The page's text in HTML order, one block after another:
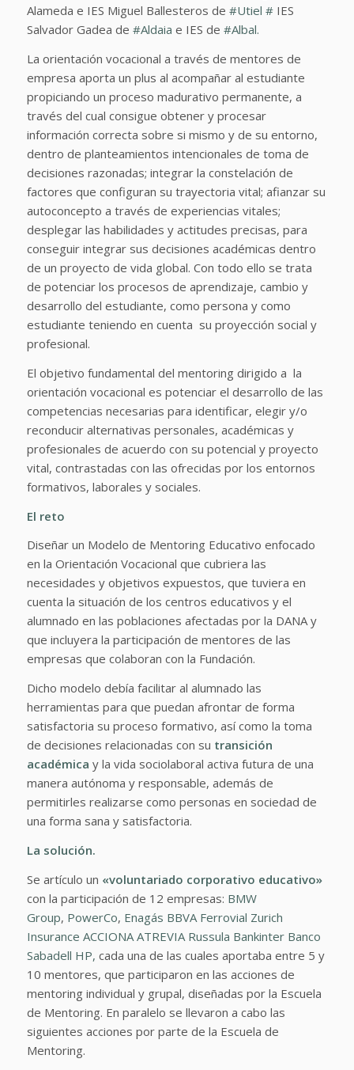
Alameda e IES Miguel Ballesteros de #Utiel #IES
Salvador Gadea de #Aldaia e IES de #Albal.
La orientación vocacional a través de mentores de
empresa aporta un plus al acompañar al estudiante
propiciando un proceso madurativo permanente, a
través del cual consigue obtener y procesar
información correcta sobre si mismo y de su entorno,
dentro de planteamientos intencionales de toma de
decisiones razonadas; integrar la constelación de
factores que configuran su trayectoria vital; afianzar su
autoconcepto a través de experiencias vitales;
desplegar las habilidades y actitudes precisas, para
conseguir integrar sus decisiones académicas dentro
de un proyecto de vida global. Con todo ello se trata
de potenciar los procesos de aprendizaje, cambio y
desarrollo del estudiante, como persona y como
estudiante teniendo en cuenta su proyección social y
profesional.
El objetivo fundamental del mentoring dirigido a la
orientación vocacional es potenciar el desarrollo de las
competencias necesarias para identificar, elegir y/o
reconducir alternativas personales, académicas y
profesionales de acuerdo con su potencial y proyecto
vital, contrastadas con las ofrecidas por los entornos
formativos, laborales y sociales.
El reto
Diseñar un Modelo de Mentoring Educativo enfocado
en la Orientación Vocacional que cubriera las
necesidades y objetivos expuestos, que tuviera en
cuenta la situación de los centros educativos y el
alumnado en las poblaciones afectadas por la DANA y
que incluyera la participación de mentores de las
empresas que colaboran con la Fundación.
Dicho modelo debía facilitar al alumnado las
herramientas para que puedan afrontar de forma
satisfactoria su proceso formativo, así como la toma
de decisiones relacionadas con su transición
académica y la vida sociolaboral activa futura de una
manera autónoma y responsable, además de
permitirles realizarse como personas en sociedad de
una forma sana y satisfactoria.
La solución.
Se artículo un «voluntariado corporativo educativo»
con la participación de 12 empresas: BMW
Group, PowerCo, Enagás BBVA Ferrovial Zurich
Insurance ACCIONA ATREVIA Russula Bankinter Banco
Sabadell HP, cada una de las cuales aportaba entre 5 y
10 mentores, que participaron en las acciones de
mentoring individual y grupal, diseñadas por la Escuela
de Mentoring. En paralelo se llevaron a cabo las
siguientes acciones por parte de la Escuela de
Mentoring.